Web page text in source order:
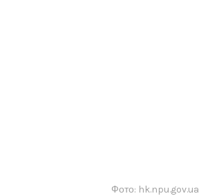
Фото: hk.npu.gov.ua